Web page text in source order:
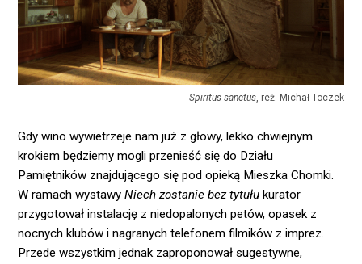
Spiritus sanctus, reż. Michał Toczek
Gdy wino wywietrzeje nam już z głowy, lekko chwiejnym
krokiem będziemy mogli przenieść się do Działu
Pamiętników znajdującego się pod opieką Mieszka Chomki.
W ramach wystawyNiech zostanie bez tytułu kurator
przygotował instalację z niedopalonych petów, opasek z
nocnych klubów i nagranych telefonem filmików z imprez.
Przede wszystkim jednak zaproponował sugestywne,